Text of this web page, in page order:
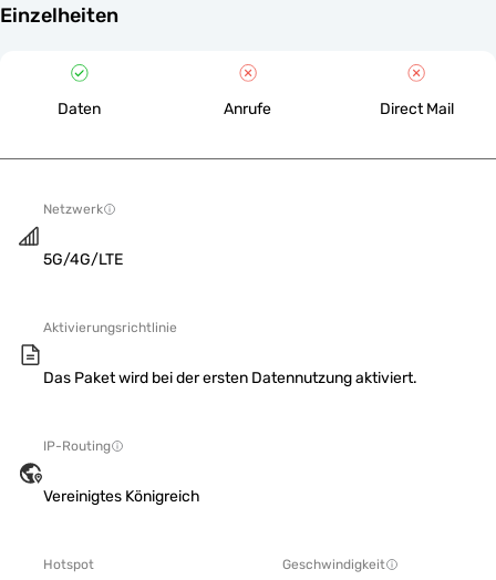
Einzelheiten
Daten Anrufe Direct Mail
Netzwerk
5G/4G/LTE
Aktivierungsrichtlinie
Das Paket wird bei der ersten Datennutzung aktiviert.
IP-Routing
Vereinigtes Königreich
Hotspot Geschwindigkeit